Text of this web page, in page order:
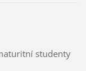
studenty